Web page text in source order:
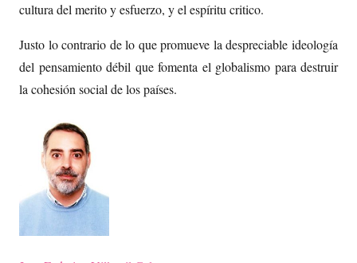
cultura del merito y esfuerzo, y el espíritu critico.
Justo lo contrario de lo que promueve la despreciable ideología
del pensamiento débil que fomenta el globalismo para destruir
la cohesión social de los países.